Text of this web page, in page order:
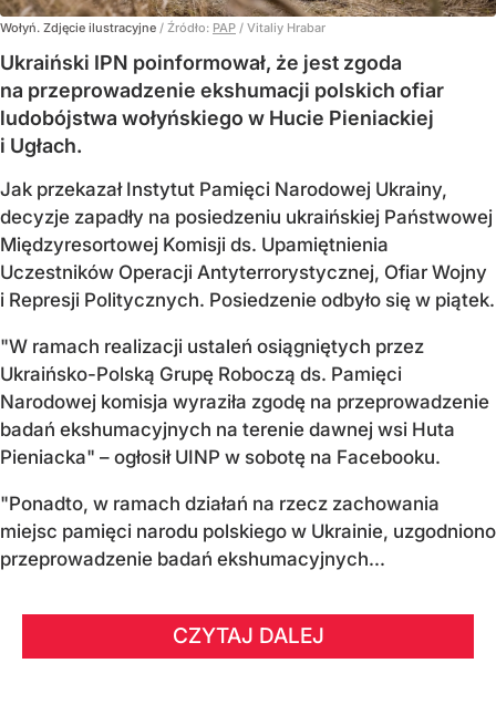
Wołyń. Zdjęcie ilustracyjne / Źródło: PAP / Vitaliy Hrabar
Ukraiński IPN poinformował, że jest zgoda
na przeprowadzenie ekshumacji polskich ofiar
ludobójstwa wołyńskiego w Hucie Pieniackiej
i Ugłach.
Jak przekazał Instytut Pamięci Narodowej Ukrainy,
decyzje zapadły na posiedzeniu ukraińskiej Państwowej
Międzyresortowej Komisji ds. Upamiętnienia
Uczestników Operacji Antyterrorystycznej, Ofiar Wojny
i Represji Politycznych. Posiedzenie odbyło się w piątek.
"W ramach realizacji ustaleń osiągniętych przez
Ukraińsko-Polską Grupę Roboczą ds. Pamięci
Narodowej komisja wyraziła zgodę na przeprowadzenie
badań ekshumacyjnych na terenie dawnej wsi Huta
Pieniacka" – ogłosił UINP w sobotę na Facebooku.
"Ponadto, w ramach działań na rzecz zachowania
miejsc pamięci narodu polskiego w Ukrainie, uzgodniono
przeprowadzenie badań ekshumacyjnych...
CZYTAJ DALEJ